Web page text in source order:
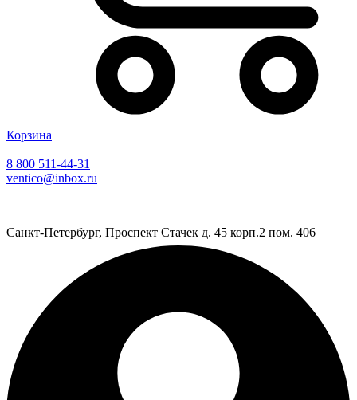
Корзина
8 800 511-44-31
ventico@inbox.ru
Санкт-Петербург, Проспект Стачек д. 45 корп.2 пом. 406